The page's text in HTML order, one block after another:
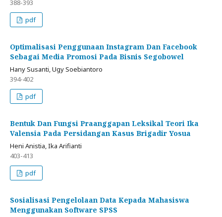
388-393
pdf
Optimalisasi Penggunaan Instagram Dan Facebook
Sebagai Media Promosi Pada Bisnis Segobowel
Hany Susanti, Ugy Soebiantoro
394-402
pdf
Bentuk Dan Fungsi Praanggapan Leksikal Teori Ika
Valensia Pada Persidangan Kasus Brigadir Yosua
Heni Anistia, Ika Arifianti
403-413
pdf
Sosialisasi Pengelolaan Data Kepada Mahasiswa
Menggunakan Software SPSS